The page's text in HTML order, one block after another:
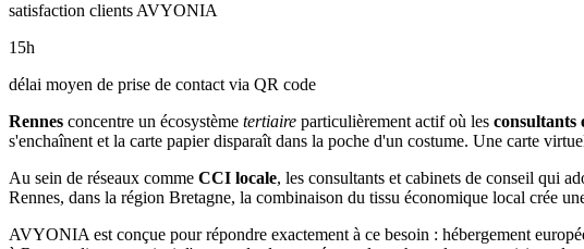
satisfaction clients AVYONIA
15h
délai moyen de prise de contact via QR code
Rennes concentre un écosystème tertiaire particulièrement actif où les consultants
s'enchaînent et la carte papier disparaît dans la poche d'un costume. Une carte
Au sein de réseaux comme CCI locale, les consultants et cabinets de conseil qui
Rennes, dans la région Bretagne, la combinaison du tissu économique local crée
AVYONIA est conçue pour répondre exactement à ce besoin : hébergement